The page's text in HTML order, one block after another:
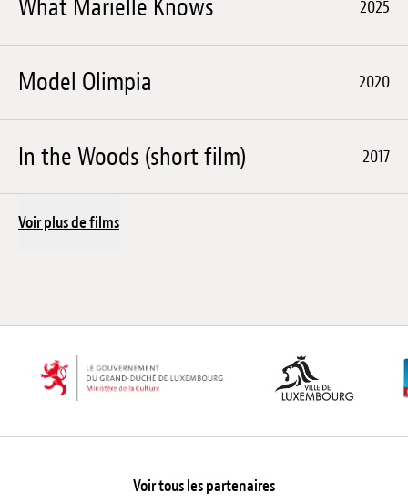
What Marielle Knows 2025
Model Olimpia 2020
In the Woods (short film) 2017
Voir plus de films
Voir tous les partenaires